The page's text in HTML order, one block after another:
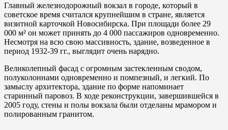
Главный железнодорожный вокзал в городе, который в
советское время считался крупнейшим в стране, является
визитной карточкой Новосибирска. При площади более 29
000 м² он может принять до 4 000 пассажиров одновременно.
Несмотря на всю свою массивность, здание, возведенное в
период 1932-39 гг., выглядит очень нарядно.
Великолепный фасад с огромным застекленным сводом,
полуколоннами одновременно и помпезный, и легкий. По
замыслу архитектора, здание по форме напоминает
старинный паровоз. В ходе реконструкции, завершившейся в
2005 году, стены и полы вокзала были отделаны мрамором и
полированным гранитом.